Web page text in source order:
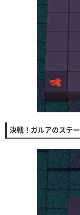
決戦！ガルアのステ